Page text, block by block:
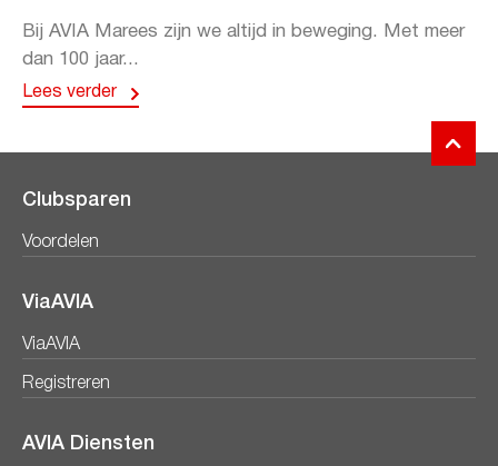
Bij AVIA Marees zijn we altijd in beweging. Met meer
dan 100 jaar...
Lees verder
Clubsparen
Voordelen
ViaAVIA
ViaAVIA
Registreren
AVIA Diensten